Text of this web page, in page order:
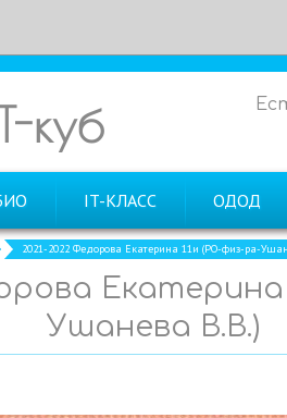
куб
IT-КЛАСС ОДОД
2021-2022 Федорова Екатерина 11и (РО-физ-ра-
Ушанева В.В.)